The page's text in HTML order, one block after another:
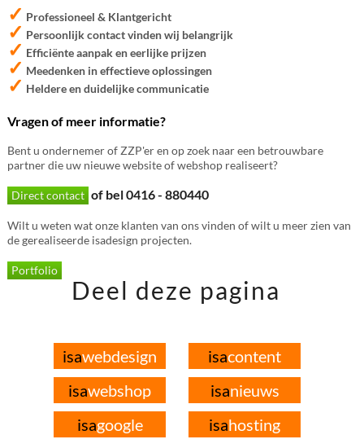
✓ Professioneel & Klantgericht
✓ Persoonlijk contact vinden wij belangrijk
✓ Efficiënte aanpak en eerlijke prijzen
✓ Meedenken in effectieve oplossingen
✓ Heldere en duidelijke communicatie
Vragen of meer informatie?
Bent u ondernemer of ZZP'er en op zoek naar een betrouwbare
partner die uw nieuwe website of webshop realiseert?
Direct contact of bel 0416 - 880440
Wilt u weten wat onze klanten van ons vinden of wilt u meer zien van
de gerealiseerde isadesign projecten.
Portfolio
Deel deze pagina
isawebdesign isacontent
isawebshop isanieuws
isagoogle isahosting